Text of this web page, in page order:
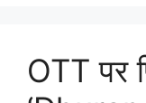
OTT पर